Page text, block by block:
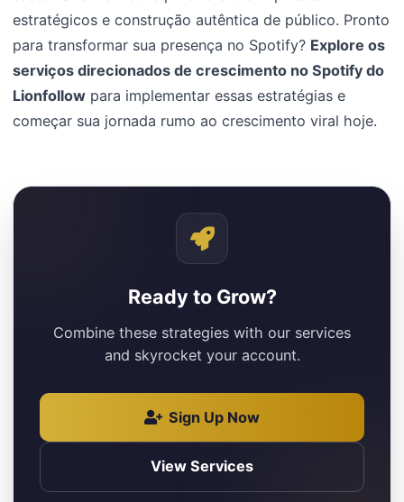
estratégicos e construção autêntica de público. Pronto
para transformar sua presença no Spotify? Explore os
serviços direcionados de crescimento no Spotify do
Lionfollow para implementar essas estratégias e
começar sua jornada rumo ao crescimento viral hoje.
Ready to Grow?
Combine these strategies with our services
and skyrocket your account.
Sign Up Now
View Services